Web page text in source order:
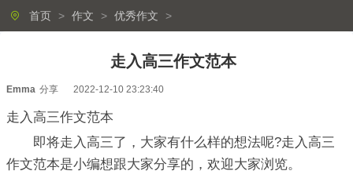
首页 > 作文 > 优秀作文 >
走入高三作文范本
Emma 分享 2022-12-10 23:23:40
走入高三作文范本
即将走入高三了，大家有什么样的想法呢?走入高三
作文范本是小编想跟大家分享的，欢迎大家浏览。